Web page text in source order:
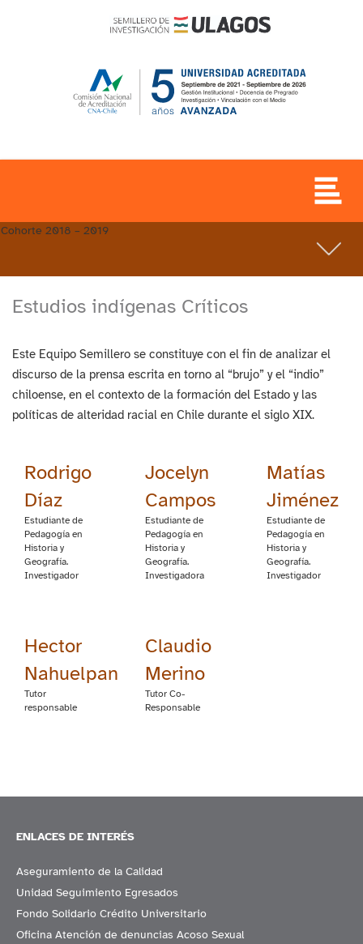
Cohorte 2018 – 2019
Estudios indígenas Críticos
Este Equipo Semillero se constituye con el fin de analizar el
discurso de la prensa escrita en torno al “brujo” y el “indio”
chiloense, en el contexto de la formación del Estado y las
políticas de alteridad racial en Chile durante el siglo XIX.
Rodrigo
Díaz
Estudiante de
Pedagogía en
Historia y
Geografía.
Investigador
Jocelyn
Campos
Estudiante de
Pedagogía en
Historia y
Geografía.
Investigadora
Matías
Jiménez
Estudiante de
Pedagogía en
Historia y
Geografía.
Investigador
Hector
Nahuelpan
Tutor
responsable
Claudio
Merino
Tutor Co-
Responsable
ENLACES DE INTERÉS
Aseguramiento de la Calidad
Unidad Seguimiento Egresados
Fondo Solidario Crédito Universitario
Oficina Atención de denuncias Acoso Sexual